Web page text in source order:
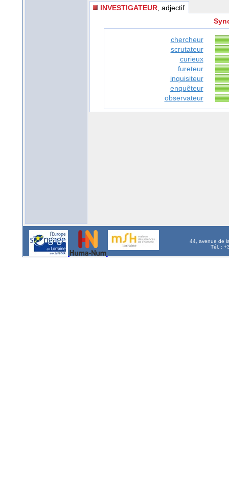
INVESTIGATEUR , adjectif
chercheur
scrutateur
curieux
fureteur
inquisiteur
enquêteur
observateur
44, avenue de
Tél. :